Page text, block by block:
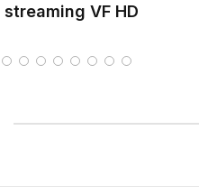
streaming VF HD